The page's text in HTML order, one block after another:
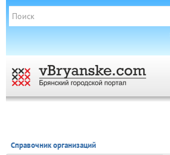
Справочник организаций